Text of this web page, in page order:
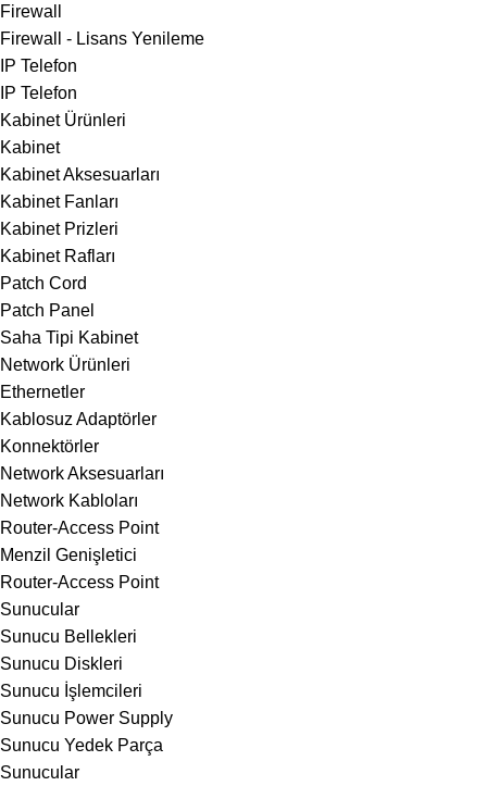
Firewall
Firewall - Lisans Yenileme
IP Telefon
IP Telefon
Kabinet Ürünleri
Kabinet
Kabinet Aksesuarları
Kabinet Fanları
Kabinet Prizleri
Kabinet Rafları
Patch Cord
Patch Panel
Saha Tipi Kabinet
Network Ürünleri
Ethernetler
Kablosuz Adaptörler
Konnektörler
Network Aksesuarları
Network Kabloları
Router-Access Point
Menzil Genişletici
Router-Access Point
Sunucular
Sunucu Bellekleri
Sunucu Diskleri
Sunucu İşlemcileri
Sunucu Power Supply
Sunucu Yedek Parça
Sunucular